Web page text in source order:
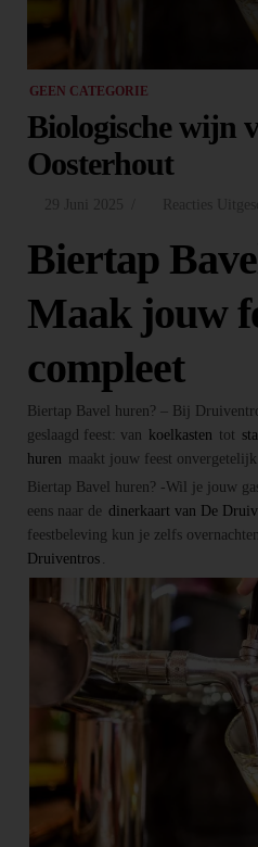
GEEN CATEGORIE
Biologische wijn
Oosterhout
29 Juni 2025 Reacties
Biertap
Maak jouw
compleet
Biertap Bavel huren? – Bij
geslaagd feest: van
koelkasten tot
huren maakt jouw feest onvergetelijk.
Biertap Bavel huren? -Wil je jouw
eens naar de dinerkaart van De
feestbeleving kun je zelfs
Druiventros .